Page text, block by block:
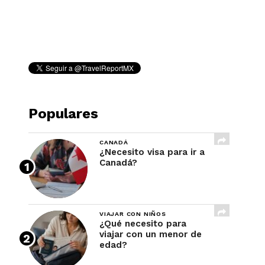
Populares
CANADÁ
¿Necesito visa para ir a
Canadá?
VIAJAR CON NIÑOS
¿Qué necesito para
viajar con un menor de
edad?